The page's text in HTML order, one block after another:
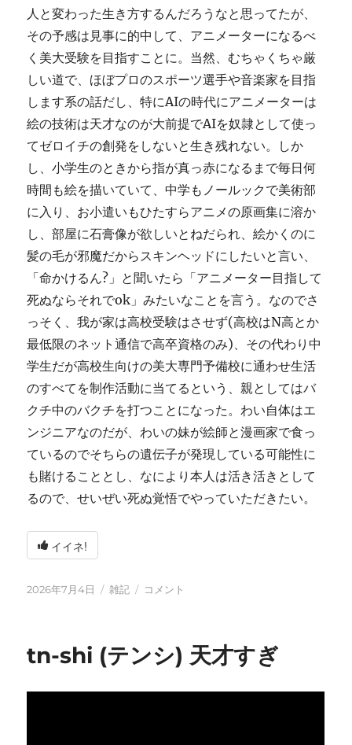
人と変わった生き方するんだろうなと思ってたが、
その予感は見事に的中して、アニメーターになるべ
く美大受験を目指すことに。当然、むちゃくちゃ厳
しい道で、ほぼプロのスポーツ選手や音楽家を目指
します系の話だし、特にAIの時代にアニメーターは
絵の技術は天才なのが大前提でAIを奴隷として使っ
てゼロイチの創発をしないと生き残れない。しか
し、小学生のときから指が真っ赤になるまで毎日何
時間も絵を描いていて、中学もノールックで美術部
に入り、お小遣いもひたすらアニメの原画集に溶か
し、部屋に石膏像が欲しいとねだられ、絵かくのに
髪の毛が邪魔だからスキンヘッドにしたいと言い、
「命かけるん?」と聞いたら「アニメーター目指して
死ぬならそれでok」みたいなことを言う。なのでさ
っそく、我が家は高校受験はさせず(高校はN高とか
最低限のネット通信で高卒資格のみ)、その代わり中
学生だが高校生向けの美大専門予備校に通わせ生活
のすべてを制作活動に当てるという、親としてはバ
クチ中のバクチを打つことになった。わい自体はエ
ンジニアなのだが、わいの妹が絵師と漫画家で食っ
ているのでそちらの遺伝子が発現している可能性に
も賭けることとし、なにより本人は活き活きとして
るので、せいぜい死ぬ覚悟でやっていただきたい。
イイネ!
投
2026年7月4日
カ
ー
雑記
い
と
コメント
tn-shi (テンシ) 天才すぎ